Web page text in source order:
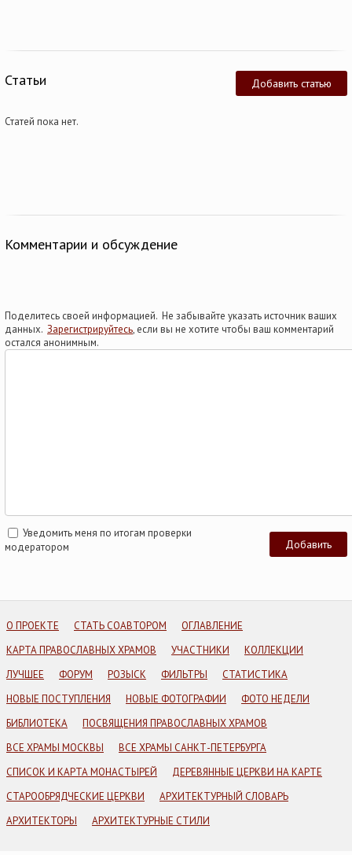
Добавить статью
Статьи
Статей пока нет.
Комментарии и обсуждение
Поделитесь своей информацией. Не забывайте указать источник ваших
данных. Зарегистрируйтесь, если вы не хотите чтобы ваш комментарий
остался анонимным.
Уведомить меня по итогам проверки
модератором
О ПРОЕКТЕ СТАТЬ СОАВТОРОМ
ОГЛАВЛЕНИЕ
КАРТА ПРАВОСЛАВНЫХ ХРАМОВ
УЧАСТНИКИ
КОЛЛЕКЦИИ
ЛУЧШЕЕ
ФОРУМ РОЗЫСК ФИЛЬТРЫ
СТАТИСТИКА
НОВЫЕ ПОСТУПЛЕНИЯ
НОВЫЕ ФОТОГРАФИИ
ФОТО НЕДЕЛИ
БИБЛИОТЕКА
ПОСВЯЩЕНИЯ ПРАВОСЛАВНЫХ ХРАМОВ
ВСЕ ХРАМЫ МОСКВЫ
ВСЕ ХРАМЫ САНКТ-ПЕТЕРБУРГА
СПИСОК И КАРТА МОНАСТЫРЕЙ
ДЕРЕВЯННЫЕ ЦЕРКВИ НА КАРТЕ
СТАРООБРЯДЧЕСКИЕ ЦЕРКВИ
АРХИТЕКТУРНЫЙ СЛОВАРЬ
АРХИТЕКТОРЫ
АРХИТЕКТУРНЫЕ СТИЛИ